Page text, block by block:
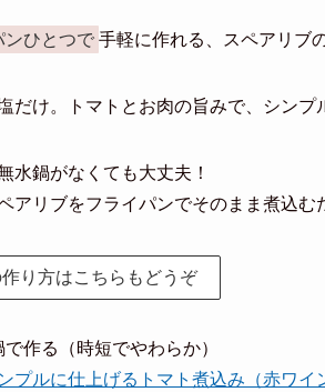
ンひとつで 手軽に作れる、スペアリブ
だけ。トマトとお肉の旨みで、シン
水鍋がなくても大丈夫！
アリブをフライパンでそのまま煮込
り方はこちらもどうぞ
で作る（時短でやわらか）
プルに仕上げるトマト煮込み（赤ワイ